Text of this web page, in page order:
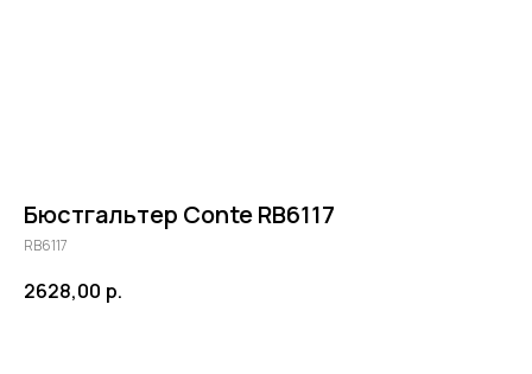
Бюстгальтер Conte RB6117
RB6117
2628,00 р.